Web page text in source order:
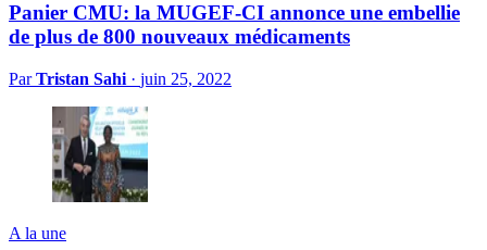
Panier CMU: la MUGEF-CI annonce une embellie
de plus de 800 nouveaux médicaments
ParTristan Sahi · juin 25, 2022
A la une